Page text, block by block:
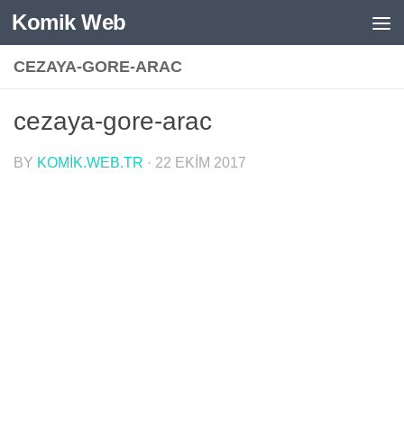
Skip to content
Komik Web
CEZAYA-GORE-ARAC
cezaya-gore-arac
BY KOMIK.WEB.TR · 22 EKIM 2017